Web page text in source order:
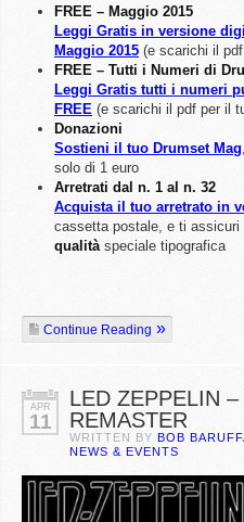
FREE – Maggio 2015
Leggi Gratis in versione
Maggio 2015 (e scarichi il
FREE – Tutti i Numeri di
Leggi Gratis tutti i numeri
FREE (e scarichi il pdf per il
Donazioni
Sostieni il tuo Drumset Mag
solo di 1 euro
Arretrati dal n. 1 al n. 32
Acquista il tuo arretrato in
cassetta postale, e ti assicuri
qualitàspeciale tipografica
Continue Reading
APR
11
LED ZEPPELIN
REMASTER
WRITTEN BY BOB
NEWS & EVENTS